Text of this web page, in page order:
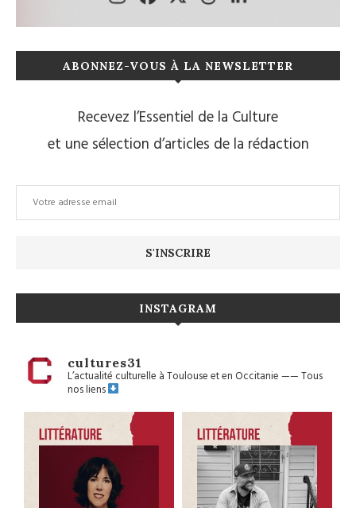
ABONNEZ-VOUS À LA NEWSLETTER
Recevez l’Essentiel de la Culture
et une sélection d’articles de la rédaction
INSTAGRAM
cultures31
L’actualité culturelle à Toulouse et en Occitanie——Tous
nos liens